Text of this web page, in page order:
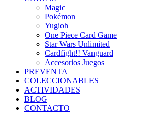
Magic
Pokémon
Yugioh
One Piece Card Game
Star Wars Unlimited
Cardfight!! Vanguard
Accesorios Juegos
PREVENTA
COLECCIONABLES
ACTIVIDADES
BLOG
CONTACTO